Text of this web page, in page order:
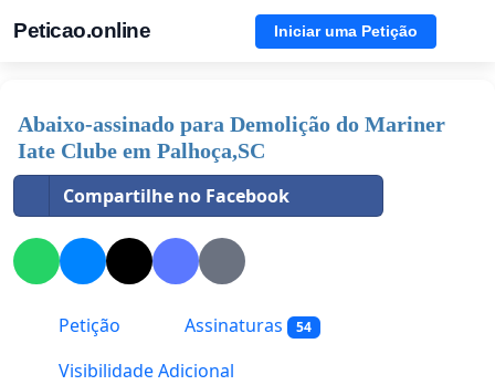
Peticao.online Iniciar uma Petição
Abaixo-assinado para Demolição do Mariner
Iate Clube em Palhoça,SC
Compartilhe no Facebook
Petição Assinaturas 54
Visibilidade Adicional